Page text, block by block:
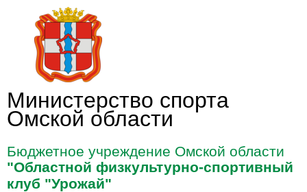
Перейти к основному содержанию
Министерство спорта
Омской области
Бюджетное учреждение Омской области
"Областной физкультурно-спортивный
клуб "Урожай"